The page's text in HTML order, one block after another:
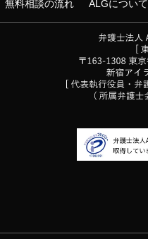
無料相談の流れ ALGについて